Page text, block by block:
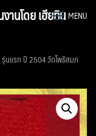
านโดย เฮียทิน MENU
รุ่นแรก ปี 2504 วัดโพธิสมภ